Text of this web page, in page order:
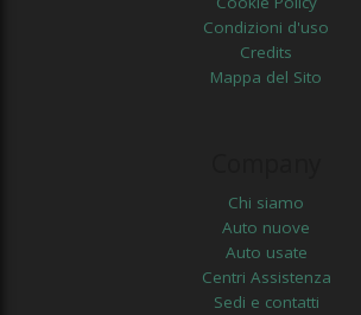
Condizioni d'uso
Credits
Mappa del Sito
Chi siamo
Auto nuove
Auto usate
Centri Assistenza
Sedi e contatti